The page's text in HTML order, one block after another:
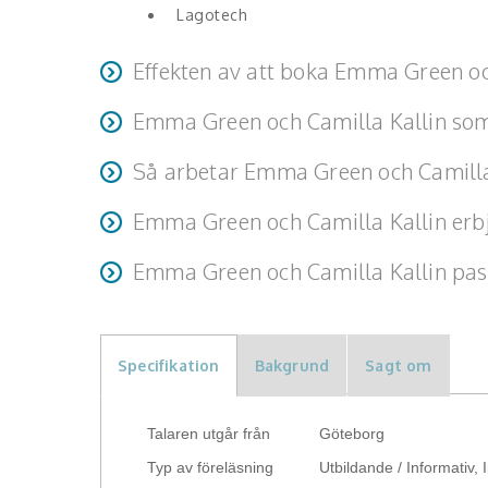
Lagotech
Effekten av att boka Emma Green
Konsten att prestera med glädje genom Design
Emma Green och Camilla Kallin
Trygga och samspelta kompletterar Emma och
inspirerande, tydliga och värdeskapande. Med
prestigelöshet och generositet.
Så arbetar Emma Green och
Emma och Camilla arbetar alltid som ett team
Emma Green och Camilla Kallin
45 - 60 min inspirations föredrag
1-2h inspiration med interaktion med deltagarna
Emma Green och Camilla Kallin
Specifikation Bakgrund Sagt om
Talaren utgår från
Göteborg
Typ av föreläsning
Utbildande / Informativ,